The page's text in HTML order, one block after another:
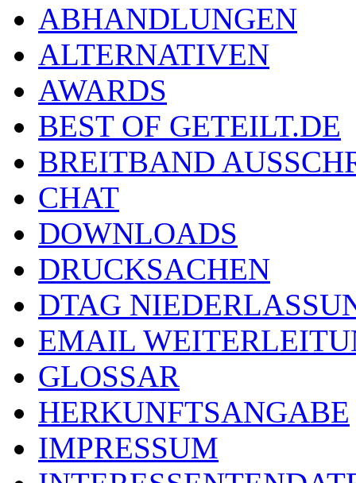
ABHANDLUNGEN
ALTERNATIVEN
AWARDS
BEST OF GETEILT.DE
BREITBAND
CHAT
DOWNLOADS
DRUCKSACHEN
DTAG
EMAIL
GLOSSAR
HERKUNFTSANGABE
IMPRESSUM